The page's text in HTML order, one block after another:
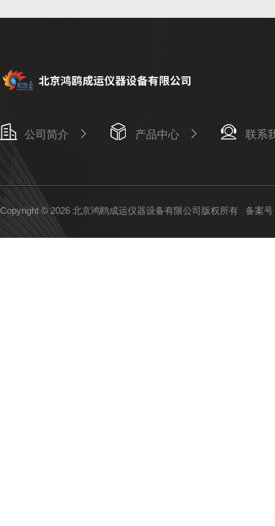
公司简介 产品中心 联系
Copyright © 2026 北京鸿鸥成运仪器设备有限公司版权所有 备案号